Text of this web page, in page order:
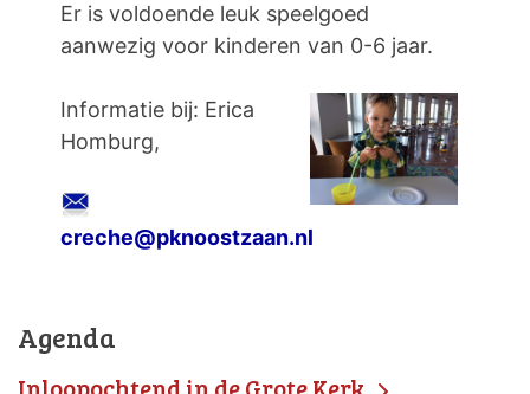
Er is voldoende leuk speelgoed
aanwezig voor kinderen van 0-6 jaar.
Informatie bij: Erica
Homburg,
creche@pknoostzaan.nl
Agenda